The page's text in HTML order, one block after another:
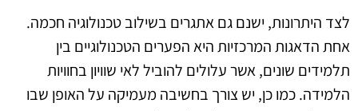
לצד היתרונות, ישנם גם אתגרים בשילוב טכנולוגיה חכמה.
אחת הדאגות המרכזיות היא הפערים הטכנולוגיים בין
תלמידים שונים, אשר עלולים להוביל לאי שוויון בחוויות
הלמידה. כמו כן, יש צורך בחשיבה מעמיקה על האופן שבו